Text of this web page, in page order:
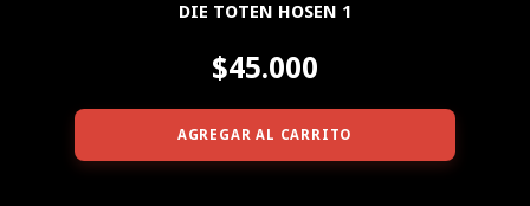
DIE TOTEN HOSEN 1
$45.000
AGREGAR AL CARRITO